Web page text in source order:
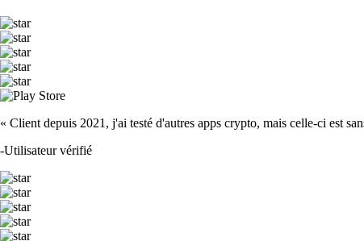
« Client depuis 2021, j'ai testé d'autres apps crypto, mais celle-ci est
-Utilisateur vérifié